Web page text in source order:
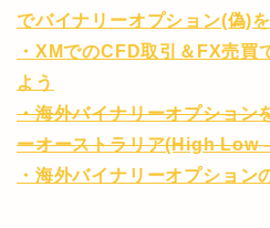
でバイナリーオプション(偽)
・XMでのCFD取引＆FX売買
よう
・海外バイナリーオプション
ーオーストラリア(High Low
・海外バイナリーオプション